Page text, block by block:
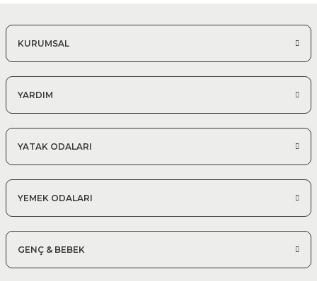
KURUMSAL
YARDIM
YATAK ODALARI
YEMEK ODALARI
GENÇ & BEBEK